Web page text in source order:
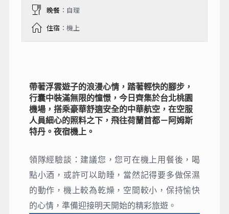
晚餐：自理
住宿 ：機上
帶著浮雲遊子的浪漫心情，踏著輕快的腳步，
行囊中裝滿無限的憧憬，今日齊集於台北桃園
機場，搭乘豪華舒適安全的中華航空，在空服
人員細心的照料之下，飛往荷蘭首都－阿姆斯
特丹。夜宿機上。
領隊經驗談：建議您，您可在機上用餐後，喝
點小酒，或許可以助睡，當然記得要多做保濕
的動作，機上較為乾燥，空間較小，保持愉快
的心情，準備迎接明天開始的精彩旅遊。